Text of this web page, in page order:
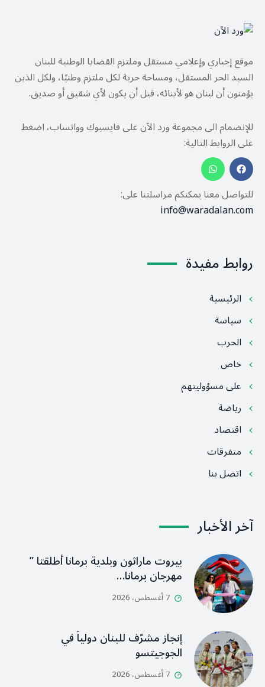
موقع إخباري وإعلامي مستقل وملتزم القضايا الوطنية للبنان
السيد الحر المستقل، ومساحة حرية لكل ملتزم وطنيًا، ولكل الذين
يؤمنون أن لبنان هو لأبنائه، قبل أن يكون لأي شقيق أو صديق.
للإنضمام الى مجموعة ورد الآن على فايسبوك وواتساب، اضغط
على الروابط التالية:
للتواصل معنا يمكنكم مراسلتنا على:
info@waradalan.com
روابط مفيدة
الرئيسية
سياسة
الحرب
خاص
على مسؤوليتهم
رياضة
اقتصاد
متفرقات
اتصل بنا
آخر الأخبار
بيروت ماراثون وبلدية برمانا أطلقتا ”
مهرجان برمانا…
7 أغسطس، 2026
إنجاز مشرّف للبنان دولياً في
الجوجيتسو
7 أغسطس، 2026